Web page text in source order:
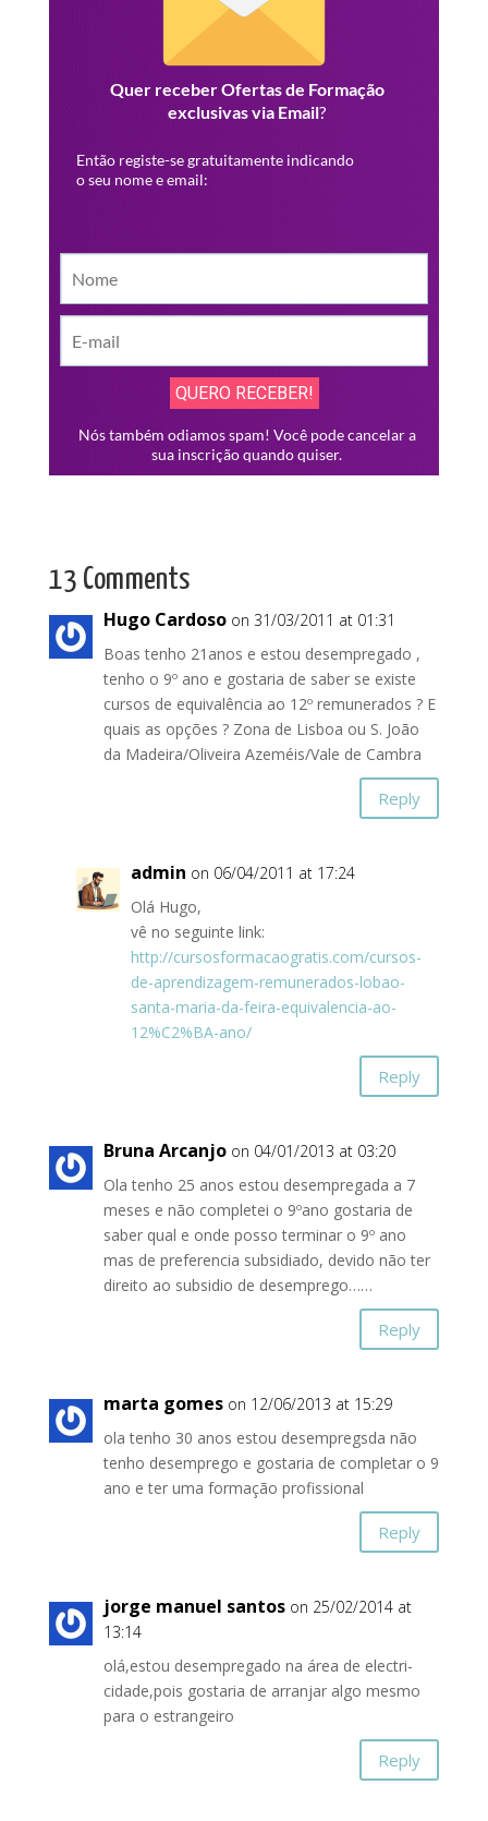
13 Comments
Hugo Cardoso on 31/03/2011 at 01:31
Boas tenho 21anos e estou desempregado ,
tenho o 9º ano e gostaria de saber se existe
cursos de equivalência ao 12º remunerados ? E
quais as opções ? Zona de Lisboa ou S. João
da Madeira/Oliveira Azeméis/Vale de Cambra
Reply
admin on 06/04/2011 at 17:24
Olá Hugo,
vê no seguinte link:
http://cursosformacaogratis.com/cursos-
de-aprendizagem-remunerados-lobao-
santa-maria-da-feira-equivalencia-ao-
12%C2%BA-ano/
Reply
Bruna Arcanjo on 04/01/2013 at 03:20
Ola tenho 25 anos estou desempregada a 7
meses e não completei o 9ºano gostaria de
saber qual e onde posso terminar o 9º ano
mas de preferencia subsidiado, devido não ter
direito ao subsidio de desemprego……
Reply
marta gomes on 12/06/2013 at 15:29
ola tenho 30 anos estou desempregsda não
tenho desemprego e gostaria de completar o 9
ano e ter uma formação profissional
Reply
jorge manuel santos on 25/02/2014 at
13:14
olá,estou desempregado na área de electri-
cidade,pois gostaria de arranjar algo mesmo
para o estrangeiro
Reply